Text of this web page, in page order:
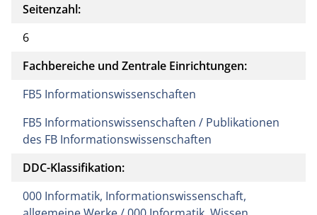
Seitenzahl:
6
Fachbereiche und Zentrale Einrichtungen:
FB5 Informationswissenschaften
FB5 Informationswissenschaften / Publikationen
des FB Informationswissenschaften
DDC-Klassifikation:
000 Informatik, Informationswissenschaft,